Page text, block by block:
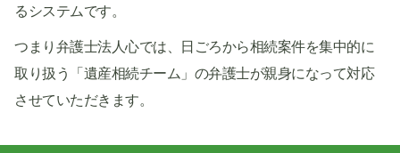
るシステムです。
つまり弁護士法人心では、日ごろから相続案件を集中的に
取り扱う「遺産相続チーム」の弁護士が親身になって対応
させていただきます。